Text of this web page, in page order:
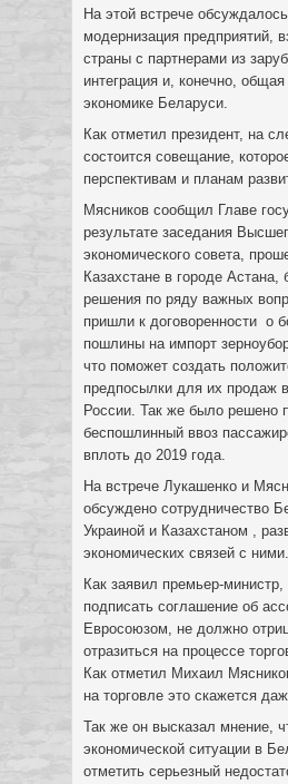
На этой встрече
модернизация предприятий,
страны с партнерами из
интеграция и, конечно,
экономике Беларуси.
Как отметил президент, на
состоится совещание,
перспективам и планам
Мясников сообщил Главе
результате заседания
экономического совета,
Казахстане в городе Астана,
решения по ряду важных
пришли к договоренности о
пошлины на импорт
что поможет создать
предпосылки для их продаж
России. Так же было решено
беспошлинный ввоз
вплоть до 2019 года.
На встрече Лукашенко и
обсуждено сотрудничество
Украиной и Казахстаном ,
экономических связей с ними.
Как заявил премьер-
подписать соглашение об
Евросоюзом, не должно
отразиться на процессе
Как отметил Михаил
на торговле это скажется
Так же он высказал мнение,
экономической ситуации в
отметить серьезный